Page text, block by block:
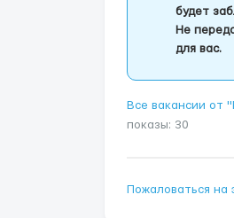
будет
Не
для вас.
Все вакансии
показы: 30
Пожаловаться на